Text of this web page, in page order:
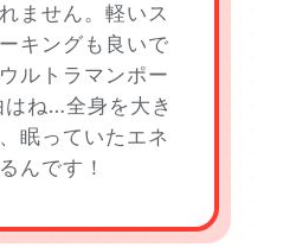
ません。軽いス
キングも良いで
ルトラマンポー
ね…全身を大き
眠っていたエネ
んです！